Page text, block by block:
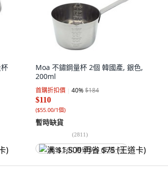
Moa 不鏽鋼量杯 2個 韓國產, 銀色,
200ml
首購折扣價 40%$184
$110
($55.00/1個)
暫時缺貨
(2811)
满 $1,500 再省 $75 (王道卡)